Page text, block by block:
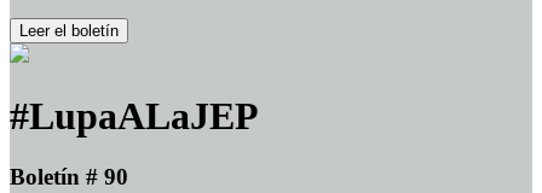
Leer el boletín
#LupaALaJEP
Boletín # 90